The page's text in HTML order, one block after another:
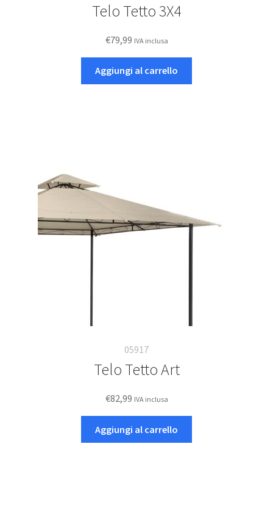
Telo Tetto 3X4
€79,99 IVA inclusa
Aggiungi al carrello
05917
Telo Tetto Art
€82,99 IVA inclusa
Aggiungi al carrello